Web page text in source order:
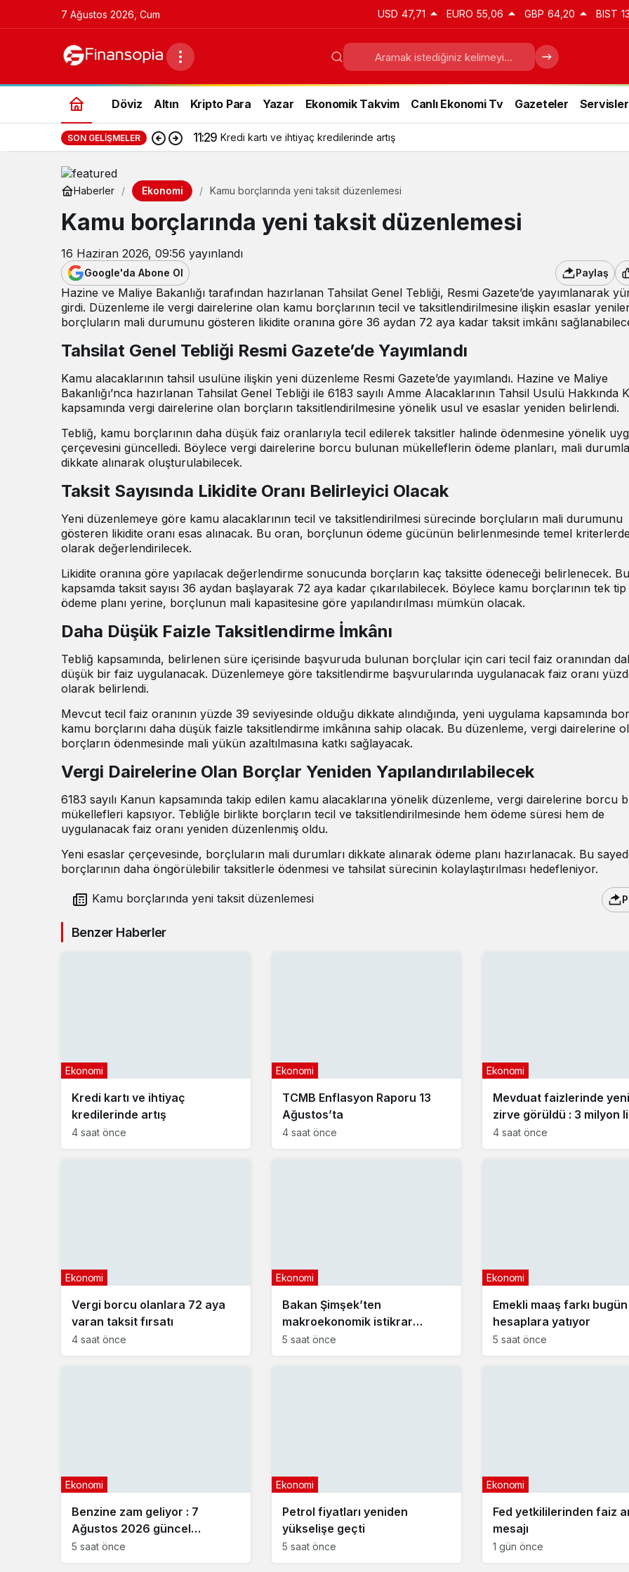
7 Ağustos 2026, Cum USD 47,71 EURO 55,06 GBP 64,20 BIST
Döviz Altın Kripto Para Yazar Ekonomik Takvim Canlı Ekonomi Tv Gazeteler Servisler
SON GELIŞMELER 11:29 Kredi kartı ve ihtiyaç kredilerinde artış
Haberler Ekonomi Kamu borçlarında yeni taksit düzenlemesi
Kamu borçlarında yeni taksit düzenlemesi
16 Haziran 2026, 09:56 yayınlandı
Google'da Abone Ol Paylaş
Hazine ve Maliye Bakanlığı tarafından hazırlanan Tahsilat Genel Tebliği, Resmi Gazete’de yayımlanarak
girdi. Düzenleme ile vergi dairelerine olan kamu borçlarının tecil ve taksitlendirilmesine ilişkin esaslar
borçluların mali durumunu gösteren likidite oranına göre 36 aydan 72 aya kadar taksit imkânı
Tahsilat Genel Tebliği Resmi Gazete’de Yayımlandı
Kamu alacaklarının tahsil usulüne ilişkin yeni düzenleme Resmi Gazete’de yayımlandı. Hazine ve Maliye
Bakanlığı’nca hazırlanan Tahsilat Genel Tebliği ile 6183 sayılı Amme Alacaklarının Tahsil Usulü Hakkında
kapsamında vergi dairelerine olan borçların taksitlendirilmesine yönelik usul ve esaslar yeniden belirlendi.
Tebliğ, kamu borçlarının daha düşük faiz oranlarıyla tecil edilerek taksitler halinde ödenmesine yönelik
çerçevesini güncelledi. Böylece vergi dairelerine borcu bulunan mükelleflerin ödeme planları, mali
dikkate alınarak oluşturulabilecek.
Taksit Sayısında Likidite Oranı Belirleyici Olacak
Yeni düzenlemeye göre kamu alacaklarının tecil ve taksitlendirilmesi sürecinde borçluların mali durumunu
gösteren likidite oranı esas alınacak. Bu oran, borçlunun ödeme gücünün belirlenmesinde temel
olarak değerlendirilecek.
Likidite oranına göre yapılacak değerlendirme sonucunda borçların kaç taksitte ödeneceği belirlenecek. Bu
kapsamda taksit sayısı 36 aydan başlayarak 72 aya kadar çıkarılabilecek. Böylece kamu borçlarının tek
ödeme planı yerine, borçlunun mali kapasitesine göre yapılandırılması mümkün olacak.
Daha Düşük Faizle Taksitlendirme İmkânı
Tebliğ kapsamında, belirlenen süre içerisinde başvuruda bulunan borçlular için cari tecil faiz oranından
düşük bir faiz uygulanacak. Düzenlemeye göre taksitlendirme başvurularında uygulanacak faiz oranı
olarak belirlendi.
Mevcut tecil faiz oranının yüzde 39 seviyesinde olduğu dikkate alındığında, yeni uygulama kapsamında
kamu borçlarını daha düşük faizle taksitlendirme imkânına sahip olacak. Bu düzenleme, vergi dairelerine
borçların ödenmesinde mali yükün azaltılmasına katkı sağlayacak.
Vergi Dairelerine Olan Borçlar Yeniden Yapılandırılabilecek
6183 sayılı Kanun kapsamında takip edilen kamu alacaklarına yönelik düzenleme, vergi dairelerine borcu
mükellefleri kapsıyor. Tebliğle birlikte borçların tecil ve taksitlendirilmesinde hem ödeme süresi hem de
uygulanacak faiz oranı yeniden düzenlenmiş oldu.
Yeni esaslar çerçevesinde, borçluların mali durumları dikkate alınarak ödeme planı hazırlanacak. Bu
borçlarının daha öngörülebilir taksitlerle ödenmesi ve tahsilat sürecinin kolaylaştırılması hedefleniyor.
Kamu borçlarında yeni taksit düzenlemesi
Benzer Haberler
Kredi kartı ve ihtiyaç
kredilerinde artış
Ekonomi
4 saat önce
TCMB Enflasyon Raporu 13
Ağustos’ta
Ekonomi
4 saat önce
Mevduat faizlerinde
zirve görüldü : 3 milyon
aylık getirisi ne kadar
Ekonomi
4 saat önce
Vergi borcu olanlara 72 aya
varan taksit fırsatı
Ekonomi
4 saat önce
Bakan Şimşek’ten
makroekonomik istikrar
açıklaması
Ekonomi
5 saat önce
Emekli maaş farkı bugün
hesaplara yatıyor
Ekonomi
5 saat önce
Benzine zam geliyor : 7
Ağustos 2026 güncel
akaryakıt fiyatları
Ekonomi
5 saat önce
Petrol fiyatları yeniden
yükselişe geçti
Ekonomi
5 saat önce
Fed yetkililerinden faiz
mesajı
Ekonomi
1 gün önce